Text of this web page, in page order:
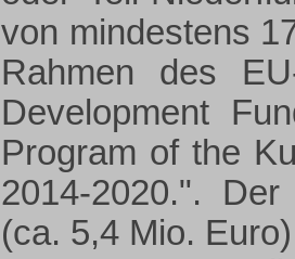
von mindestens
Rahmen des
Development
Program of the
2014-2020.".
(ca. 5,4 Mio.